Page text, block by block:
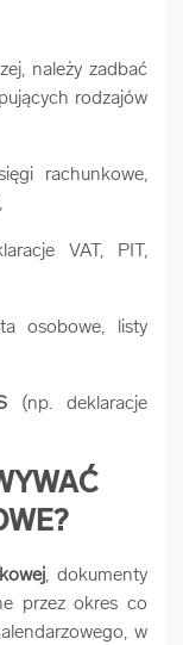
należy zadbać
rodzajów
rachunkowe,
VAT, PIT,
osobowe, listy
(np. deklaracje
, dokumenty
przez okres co
w